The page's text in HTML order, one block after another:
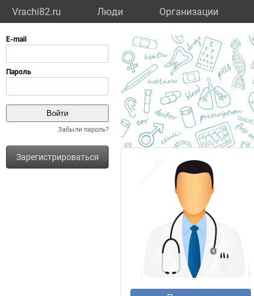
Vrachi82.ru Люди Организации
Забыли пароль?
Зарегистрироваться